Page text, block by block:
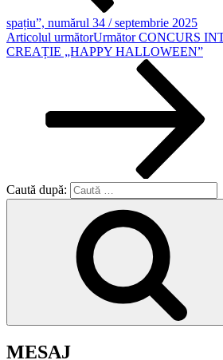
spațiu”, numărul 34 / septembrie 2025
Articolul următorUrmător CONCURS
CREAȚIE „HAPPY HALLOWEEN”
Caută după:
MESAJ